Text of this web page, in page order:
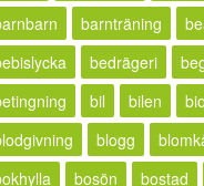
barnträning
bedrägeri
bil bilen bio
blogg
bosön bostad